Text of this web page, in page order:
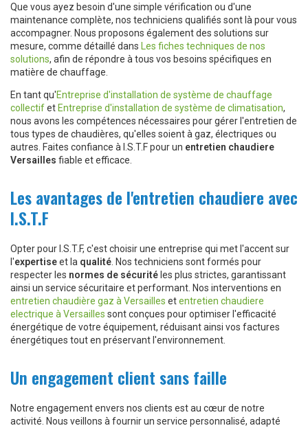
Que vous ayez besoin d'une simple vérification ou d'une
maintenance complète, nos techniciens qualifiés sont là pour vous
accompagner. Nous proposons également des solutions sur
mesure, comme détaillé dans
Les fiches techniques de nos
solutions, afin de répondre à tous vos besoins spécifiques en
matière de chauffage.
En tant qu'Entreprise d'installation de système de chauffage
collectifet Entreprise d'installation de système de climatisation,
nous avons les compétences nécessaires pour gérer l'entretien de
tous types de chaudières, qu'elles soient à gaz, électriques ou
autres. Faites confiance à I.S.T.F pour un entretien chaudiere
Versailles fiable et efficace.
Les avantages de l'entretien chaudiere avec
I.S.T.F
Opter pour I.S.T.F, c'est choisir une entreprise qui met l'accent sur
l'expertiseet la qualité . Nos techniciens sont formés pour
respecter les normes de sécurité les plus strictes, garantissant
ainsi un service sécuritaire et performant. Nos interventions en
entretien chaudière gaz à Versailles etentretien chaudiere
electrique à Versailles sont conçues pour optimiser l'efficacité
énergétique de votre équipement, réduisant ainsi vos factures
énergétiques tout en préservant l'environnement.
Un engagement client sans faille
Notre engagement envers nos clients est au cœur de notre
activité. Nous veillons à fournir un service personnalisé, adapté